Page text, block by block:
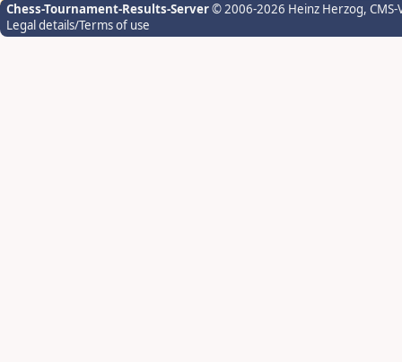
Chess-Tournament-Results-Server© 2006-2026 Heinz Herzog,
Legal details/Terms of use